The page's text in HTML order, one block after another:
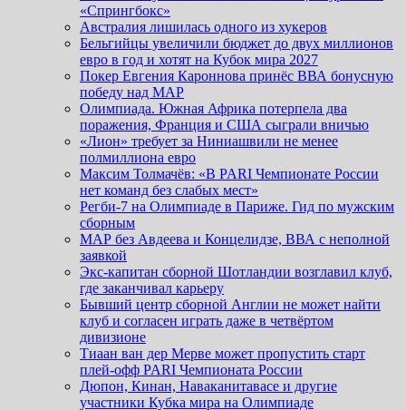
«Спрингбокс»
Австралия лишилась одного из хукеров
Бельгийцы увеличили бюджет до двух миллионов
евро в год и хотят на Кубок мира 2027
Покер Евгения Кароннова принёс ВВА бонусную
победу над МАР
Олимпиада. Южная Африка потерпела два
поражения, Франция и США сыграли вничью
«Лион» требует за Ниниашвили не менее
полмиллиона евро
Максим Толмачёв: «В PARI Чемпионате России
нет команд без слабых мест»
Регби-7 на Олимпиаде в Париже. Гид по мужским
сборным
МАР без Авдеева и Концелидзе, ВВА с неполной
заявкой
Экс-капитан сборной Шотландии возглавил клуб,
где заканчивал карьеру
Бывший центр сборной Англии не может найти
клуб и согласен играть даже в четвёртом
дивизионе
Тиаан ван дер Мерве может пропустить старт
плей-офф PARI Чемпионата России
Дюпон, Кинан, Наваканитавасе и другие
участники Кубка мира на Олимпиаде